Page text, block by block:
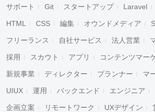
サポート Git スタートアップ Laravel
HTML CSS 編集 オウンドメディア
フリーランス 自社サービス 法人営業
採用 スカウト アプリ コンテンツマー
新規事業 ディレクター プランナー マ
UIUX 運用 バックエンド エンジニア
企画立案 リモートワーク UXデザイン